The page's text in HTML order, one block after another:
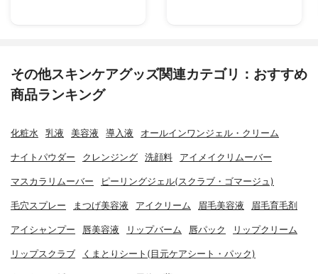
その他スキンケアグッズ関連カテゴリ：おすすめ
商品ランキング
化粧水 乳液 美容液 導入液 オールインワンジェル・クリーム
ナイトパウダー クレンジング 洗顔料 アイメイクリムーバー
マスカラリムーバー ピーリングジェル(スクラブ・ゴマージュ)
毛穴スプレー まつげ美容液 アイクリーム 眉毛美容液 眉毛育毛剤
アイシャンプー 唇美容液 リップバーム 唇パック リップクリーム
リップスクラブ くまとりシート(目元ケアシート・パック)